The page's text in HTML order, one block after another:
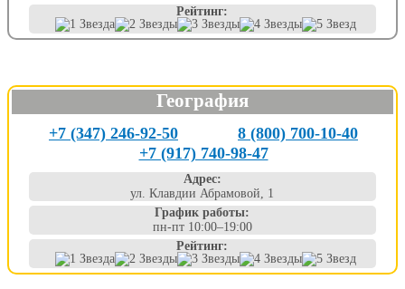
Рейтинг:
География
+7 (347) 246-92-50
8 (800) 700-10-40
+7 (917) 740-98-47
Адрес:
ул. Клавдии Абрамовой, 1
График работы:
пн-пт 10:00–19:00
Рейтинг: